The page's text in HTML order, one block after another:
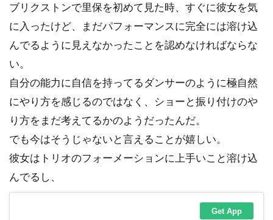
ブリクストンで里保を初めて見た時、すぐに彼女を気
に入ったけど、まだパフォーマンスに完全には溶け込
んでるように見えなかったことを認めなければならな
い。
自分の能力に自信を持ってるダンサーのように極自然
にやり方を感じるのではなく、ショーと振り付けのや
り方をまだ考えてるかのようだったんだ。
でも今はそうじゃないと言えることが嬉しい。
彼女はトリオのフォーメーションに上手いこと溶け込
んでるし、